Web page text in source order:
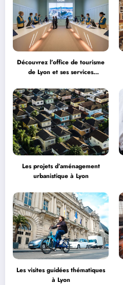
Découvrez l’office de tourisme
de Lyon et ses services
Les projets d’aménagement
urbanistique à Lyon
Les visites guidées thématiques
à Lyon